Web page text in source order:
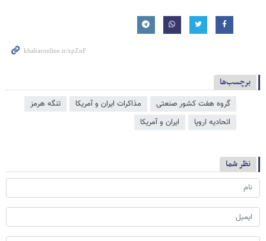
برچسب‌ها
گروه هفت کشور صنعتی مذاکرات ایران و آمریکا
تنگه هرمز
اتحادیه اروپا
ایران و آمریکا
نظر شما